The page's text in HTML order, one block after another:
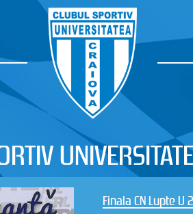
Finala CN Lupte U